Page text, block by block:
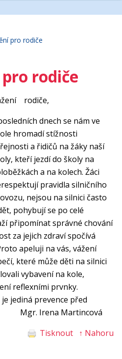
škola Tasov
pro rodiče
rodiče
rodiče,
dnech se nám ve
hromadí stížnosti
a řidičů na žáky naší
kteří jezdí do školy na
a na kolech. Žáci
pravidla silničního
nejsou na silnici často
pohybují se po celé
připomínat správné chování
za jejich zdraví spočívá
apeluji na vás, vážení
které může děti na silnici
vybavení na kole,
reflexními prvnky.
jediná prevence před
Martincová
Tisknout
↑ Nahoru